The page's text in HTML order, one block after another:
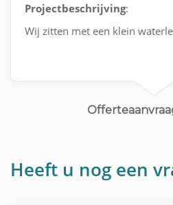
Projectbeschrijving:
Wij zitten met een klein
Heeft u nog een